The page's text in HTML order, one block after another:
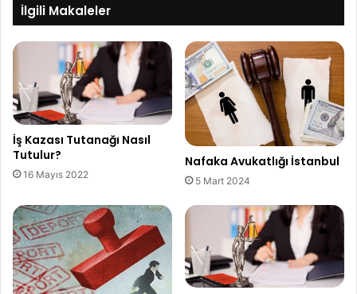
İlgili Makaleler
İş Kazası Tutanağı Nasıl
Tutulur?
16 Mayıs 2022
Nafaka Avukatlığı İstanbul
5 Mart 2024